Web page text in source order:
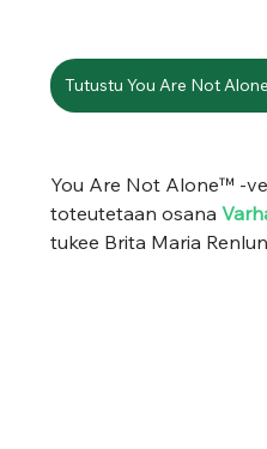
You Are Not Alone™ -
toteutetaan osana
tukee Brita Maria